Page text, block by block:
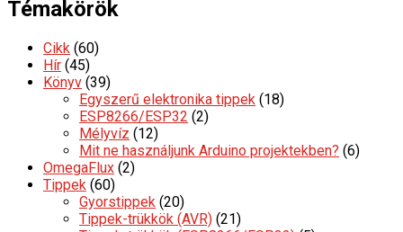
Témakörök
Cikk (60)
Hír (45)
Könyv (39)
Egyszerű elektronika tippek (18)
ESP8266/ESP32 (2)
Mélyvíz (12)
Mit ne használjunk Arduino projektekben? (6)
OmegaFlux (2)
Tippek (60)
Gyorstippek (20)
Tippek-trükkök (AVR) (21)